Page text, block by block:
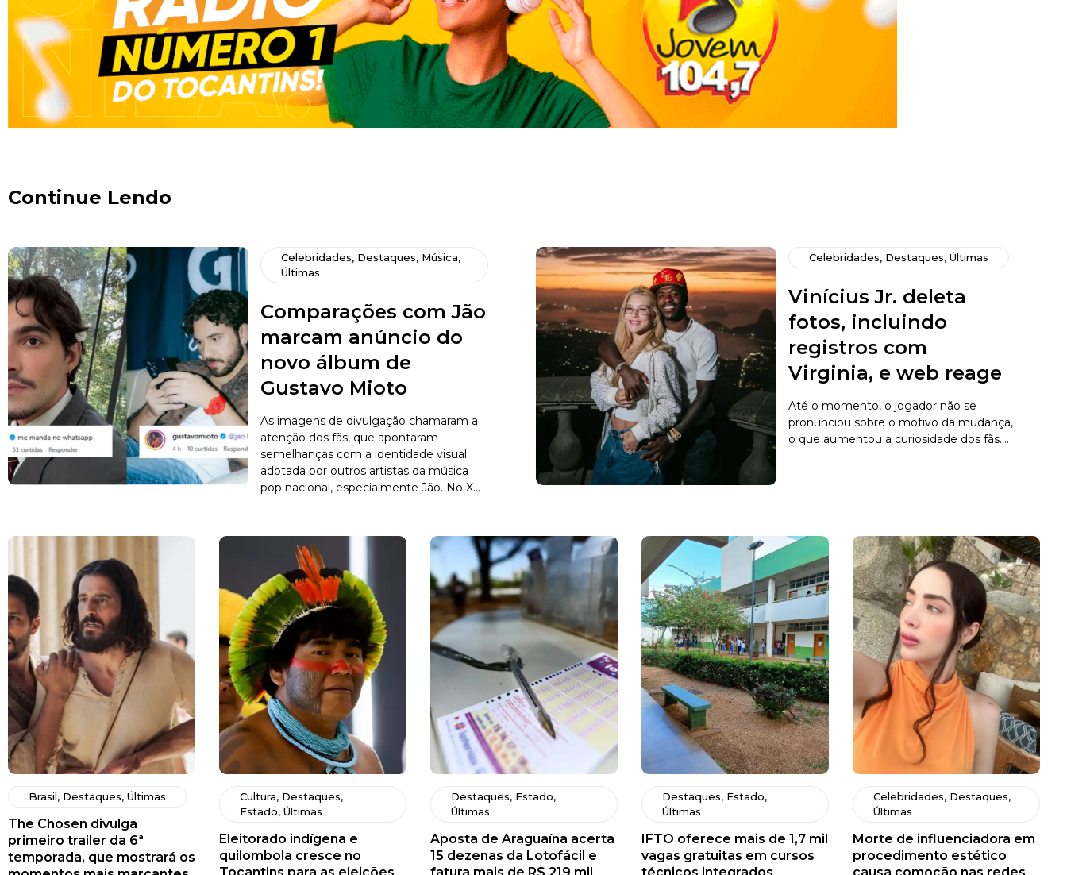
Continue Lendo
Celebridades, Destaques, Música,
Últimas
Comparações com Jão
marcam anúncio do
novo álbum de
Gustavo Mioto
As imagens de divulgação chamaram a
atenção dos fãs, que apontaram
semelhanças com a identidade visual
adotada por outros artistas da música
pop nacional, especialmente Jão. No X...
Celebridades, Destaques, Últimas
Vinícius Jr. deleta
fotos, incluindo
registros com
Virginia, e web reage
Até o momento, o jogador não se
pronunciou sobre o motivo da mudança,
o que aumentou a curiosidade dos fãs....
Brasil, Destaques, Últimas
The Chosen divulga
primeiro trailer da 6ª
temporada, que mostrará os
Cultura, Destaques,
Estado, Últimas
Eleitorado indígena e
quilombola cresce no
Destaques, Estado,
Últimas
Aposta de Araguaína acerta
15 dezenas da Lotofácil e
Destaques, Estado,
Últimas
IFTO oferece mais de 1,7 mil
vagas gratuitas em cursos
Celebridades, Destaques,
Últimas
Morte de influenciadora em
procedimento estético